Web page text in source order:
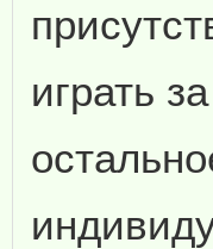
играть